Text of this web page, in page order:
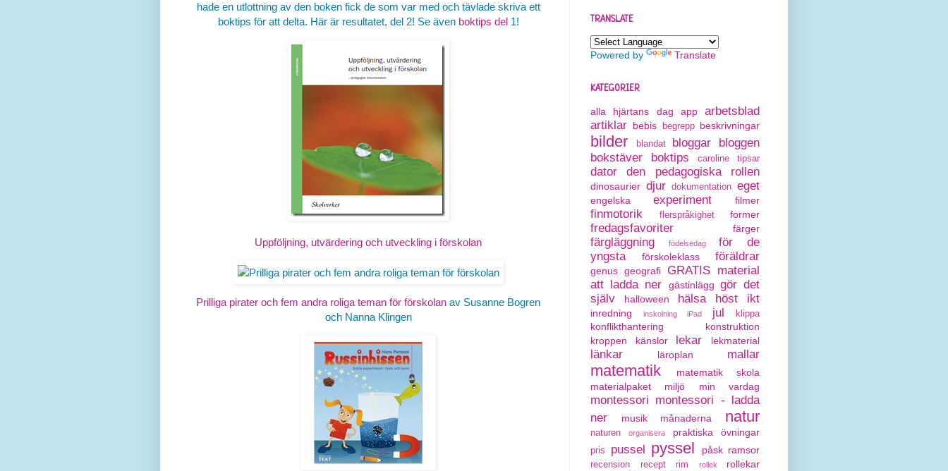
hade en utlottning av den boken fick de som var med och tävlade skriva ett
boktips för att delta. Här är resultatet, del 2! Se även boktips del 1!
Uppföljning, utvärdering och utveckling i förskolan
Prilliga pirater och fem andra roliga teman för förskolan av Susanne Bogren
och Nanna Klingen
TRANSLATE
Powered by Translate
KATEGORIER
alla hjärtans dag app
arbetsblad
artiklar bebis begrepp beskrivningar
bilder blandat bloggar
bloggen
bokstäver
boktips caroline tipsar
dator den pedagogiska rollen
dinosaurier djur dokumentation eget
engelska experiment filmer
finmotorik flerspråkighet former
fredagsfavoriter färger
färgläggning födelsedag
för de
yngsta
förskoleklass föräldrar
genus geografi GRATIS material
att ladda ner
gästinlägg gör det
själv
halloween hälsa höst ikt
inredning inskolning iPad jul klippa
konflikthantering
konstruktion
kroppen
känslor lekar lekmaterial
länkar läroplan mallar
matematik
matematik skola
materialpaket
miljö min vardag
montessori montessori - ladda
ner
musik månaderna natur
naturen organisera praktiska övningar
pris pussel pyssel påsk ramsor
recension recept rim rollek rollekar